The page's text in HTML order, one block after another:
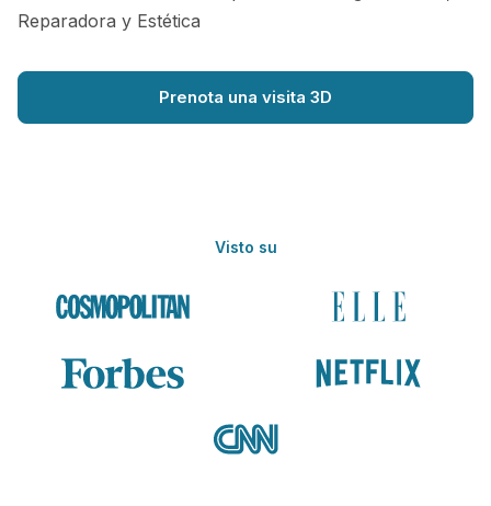
Reparadora y Estética
Prenota una visita 3D
Visto su